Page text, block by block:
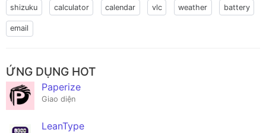
shizuku calculator calendar vlc weather battery
email
ỨNG DỤNG HOT
Paperize
Giao diện
LeanType